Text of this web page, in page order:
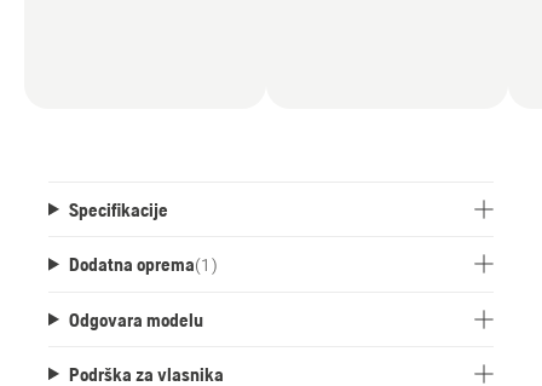
Specifikacije
Dodatna oprema(1 )
Odgovara modelu
Podrška za vlasnika